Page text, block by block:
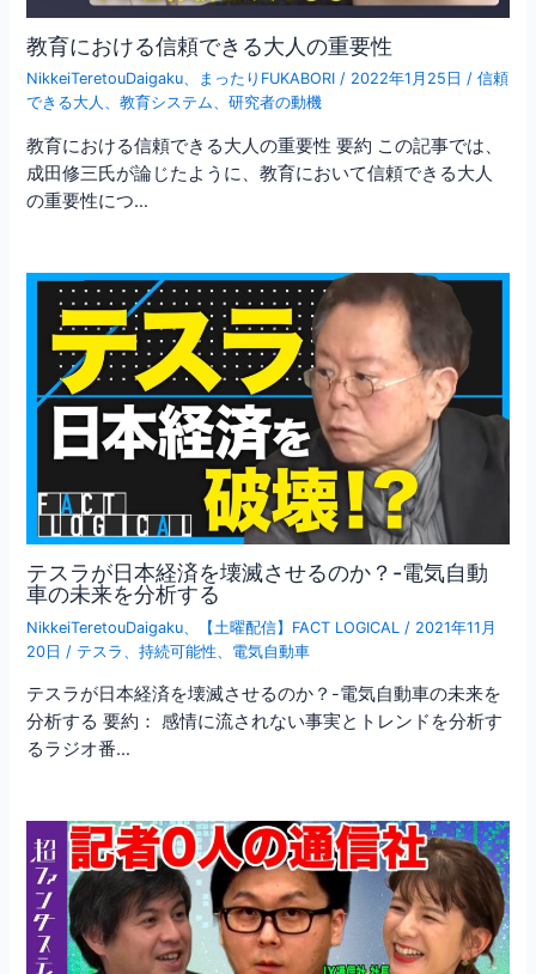
教育における信頼できる大人の重要性
NikkeiTeretouDaigaku、 まったりFUKABORI / 2022年1月25日 /信頼
できる大人 、教育システム、研究者の動機
教育における信頼できる大人の重要性 要約 この記事では、
成田修三氏が論じたように、教育において信頼できる大人
の重要性につ…
テスラが日本経済を壊滅させるのか？-電気自動
車の未来を分析する
NikkeiTeretouDaigaku 【土曜配信】FACT LOGICAL / 2021年11月
20日 / テスラ 、持続可能性 電気自動車
テスラが日本経済を壊滅させるのか？-電気自動車の未来を
分析する 要約： 感情に流されない事実とトレンドを分析す
るラジオ番…